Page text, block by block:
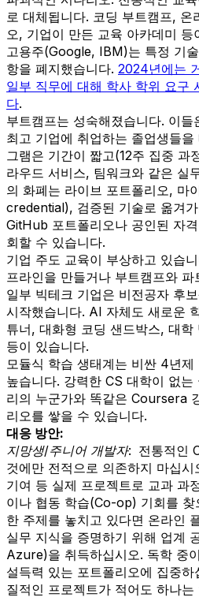
로 대체됩니다. 코딩 부트캠프, 온
오, 기업이 만든 교육 아카데미 등
고용주(Google, IBM)는 특정 기
항을 폐지했습니다. 2024년에는
일부 직무에 대해 학사 학위 요구
다.
부트캠프는 성숙해졌습니다. 이
최고 기업에 취업하는 졸업생들
그램은 기간이 짧고(12주 집중 과
라우드 서비스, 팀워크와 같은 실
의 화폐는 라이브 포트폴리오, 마
credential), 검증된 기술로 옮겨
GitHub 포트폴리오나 공인된 자
회할 수 있습니다.
기업 주도 교육이 부상하고 있습
프라인을 만들거나 부트캠프와
일부 빅테크 기업은 비전공자 후
시작했습니다. AI 자체도 새로운
튜너, 대화형 코딩 샌드박스, 대학
등이 있습니다.
모듈식 학습 생태계는 비싼 4년
높습니다. 강력한 CS 대학이 없
리의 누군가와 똑같은 Coursera
리오를 쌓을 수 있습니다.
대응 방안:
지망생/주니어 개발자: 전통적인
것에만 전적으로 의존하지 마십
기여 등 실제 프로젝트로 교과 과
이나 협동 학습(Co-op) 기회를
한 주제를 놓치고 있다면 온라인
실무 지식을 증명하기 위해 업계
Azure)을 취득하십시오. 독학 중
설득력 있는 포트폴리오에 집중
질적인 프로젝트가 적어도 하나